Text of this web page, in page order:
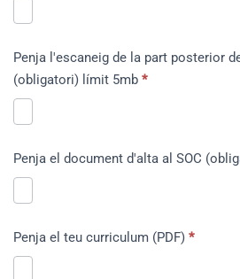
Penja l'escaneig de la part posterior
(obligatori) límit 5mb *
Penja el document d'alta al SOC
Penja el teu curriculum (PDF) *